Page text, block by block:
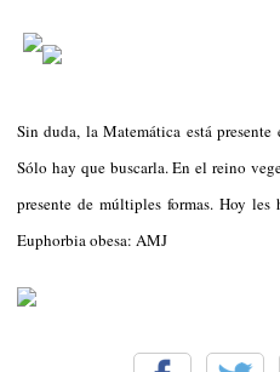
Sin duda, la Matemática está
Sólo hay que buscarla. En el reino
presente de múltiples formas. Hoy
Euphorbia obesa: AMJ